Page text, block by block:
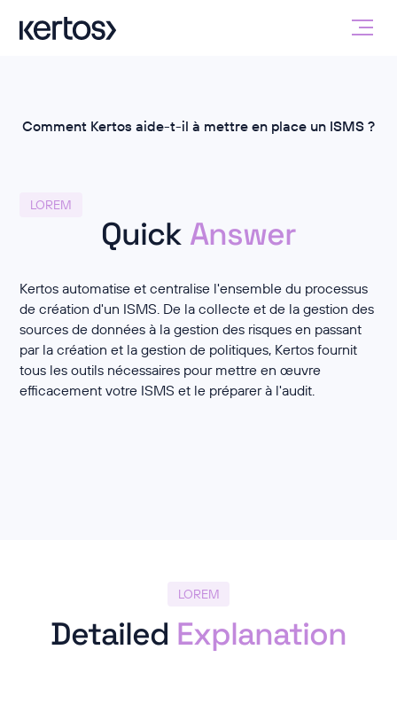
Comment Kertos aide-t-il à mettre en place un ISMS ?
LOREM
Quick Answer
Kertos automatise et centralise l'ensemble du processus
de création d'un ISMS. De la collecte et de la gestion des
sources de données à la gestion des risques en passant
par la création et la gestion de politiques, Kertos fournit
tous les outils nécessaires pour mettre en œuvre
efficacement votre ISMS et le préparer à l'audit.
LOREM
Detailed Explanation